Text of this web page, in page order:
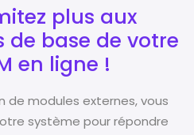
plus aux
base de votre
en ligne !
de modules externes, vous
système pour répondre